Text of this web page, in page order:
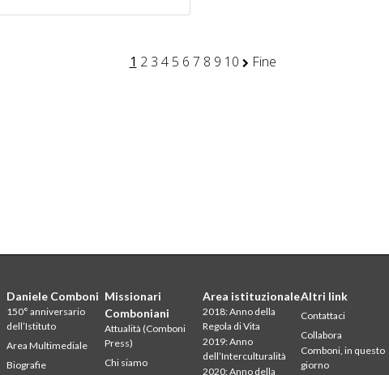
1 2 3 4 5 6 7 8 9 10 Fine
Daniele Comboni
150° anniversario
dell’Istituto
Area Multimediale
Biografie
Missionari
Comboniani
Attualità (Comboni
Press)
Chi siamo
Area istituzionale
2018: Anno della
Regola di Vita
2019: Anno
dell’Interculturalità
2020: Anno della
Altri link
Contattaci
Collabora
Comboni, in questo
giorno